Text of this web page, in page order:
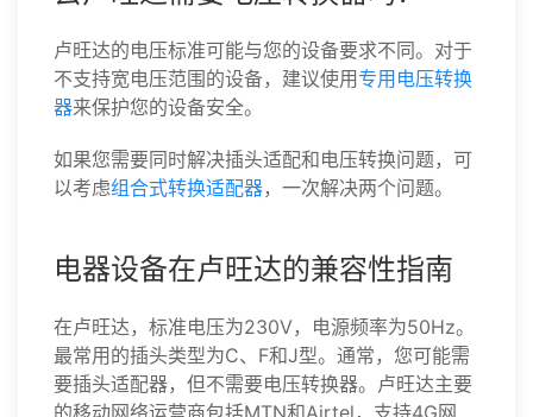
卢旺达的电压标准可能与您的设备要求不同。对于
不支持宽电压范围的设备，建议使用专用电压转换
器来保护您的设备安全。
如果您需要同时解决插头适配和电压转换问题，可
以考虑组合式转换适配器，一次解决两个问题。
电器设备在卢旺达的兼容性指南
在卢旺达，标准电压为230V，电源频率为50Hz。
最常用的插头类型为C、F和J型。通常，您可能需
要插头适配器，但不需要电压转换器。卢旺达主要
的移动网络运营商包括MTN和Airtel，支持4G网